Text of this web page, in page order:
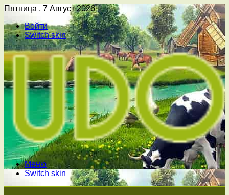
Пятница , 7 Август 2026
Войти
Switch skin
Меню
Switch skin